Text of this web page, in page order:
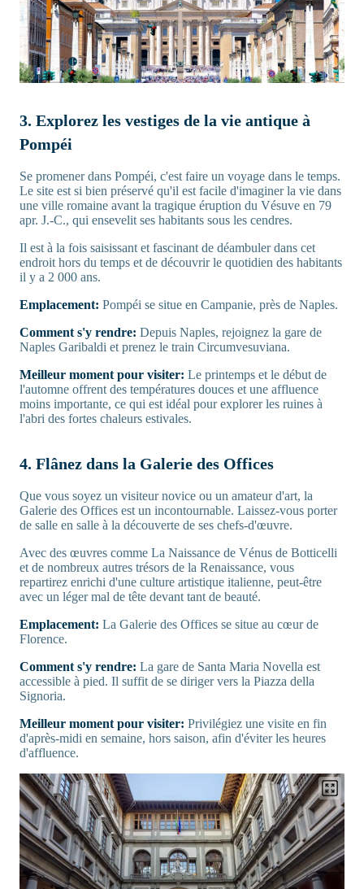
3. Explorez les vestiges de la vie antique à
Pompéi
Se promener dans Pompéi, c'est faire un voyage dans le temps.
Le site est si bien préservé qu'il est facile d'imaginer la vie dans
une ville romaine avant la tragique éruption du Vésuve en 79
apr. J.-C., qui ensevelit ses habitants sous les cendres.
Il est à la fois saisissant et fascinant de déambuler dans cet
endroit hors du temps et de découvrir le quotidien des habitants
il y a 2 000 ans.
Emplacement: Pompéi se situe en Campanie, près de Naples.
Comment s'y rendre: Depuis Naples, rejoignez la gare de
Naples Garibaldi et prenez le train Circumvesuviana.
Meilleur moment pour visiter: Le printemps et le début de
l'automne offrent des températures douces et une affluence
moins importante, ce qui est idéal pour explorer les ruines à
l'abri des fortes chaleurs estivales.
4. Flânez dans la Galerie des Offices
Que vous soyez un visiteur novice ou un amateur d'art, la
Galerie des Offices est un incontournable. Laissez-vous porter
de salle en salle à la découverte de ses chefs-d'œuvre.
Avec des œuvres comme La Naissance de Vénus de Botticelli
et de nombreux autres trésors de la Renaissance, vous
repartirez enrichi d'une culture artistique italienne, peut-être
avec un léger mal de tête devant tant de beauté.
Emplacement: La Galerie des Offices se situe au cœur de
Florence.
Comment s'y rendre: La gare de Santa Maria Novella est
accessible à pied. Il suffit de se diriger vers la Piazza della
Signoria.
Meilleur moment pour visiter: Privilégiez une visite en fin
d'après-midi en semaine, hors saison, afin d'éviter les heures
d'affluence.